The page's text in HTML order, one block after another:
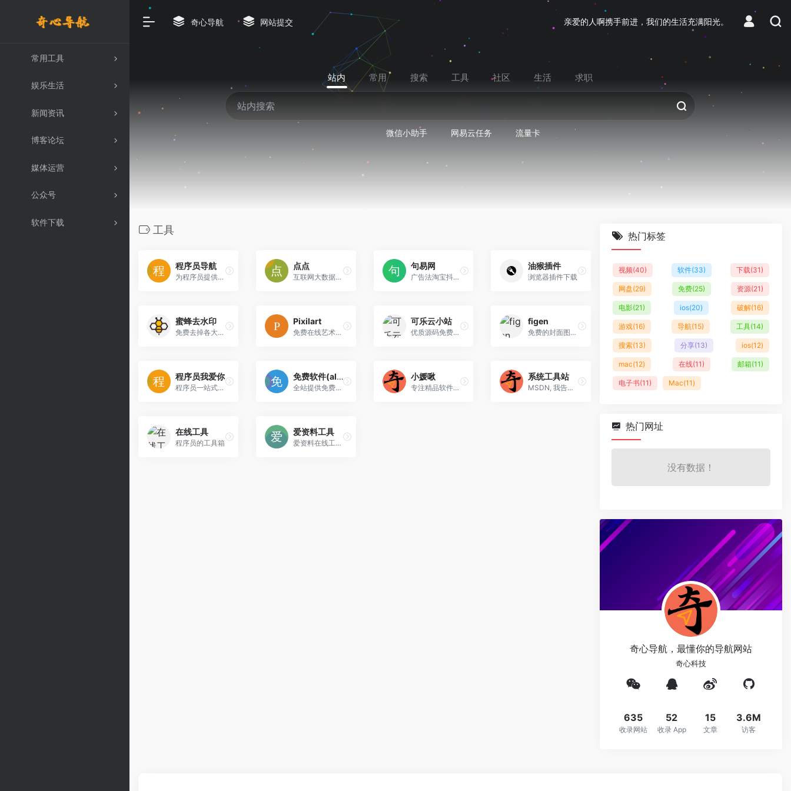
常用工具
娱乐生活
新闻资讯
博客论坛
媒体运营
公众号
软件下载
奇心导航 网站提交 亲爱的人啊携手前进，我们的生活充满阳光。
站内 常用 搜索 工具 社区 生活 求职
微信小助手 网易云任务 流量卡
工具
程序员导航
为程序员提供最新工具导航
点点
互联网大数据服务商
句易网
广告法淘宝抖音违禁词敏感词在线查询
油猴插件
浏览器插件下载
蜜蜂去水印
免费去掉各大短视频app水印工具
Pixilart
免费在线艺术社区和像素艺术工具
可乐云小站
优质源码免费分享！
figen
免费的封面图、背景图制作工具
程序员我爱你
程序员一站式导航
免费软件(alternativeto)
全站提供免费好用的软件下载
小媛啾
专注精品软件分享使用及实用系统工具的科技博客
系统工具站
MSDN, 我告诉你 - 做一个安静的工具站
在线工具
程序员的工具箱
爱资料工具
爱资料在线工具,为开发运维提供全面的在线工具箱。
热门标签
视频(40) 软件(33) 下载(31)
网盘(29) 免费(25) 资源(21)
电影(21) ios(20) 破解(16)
游戏(16) 导航(15) 工具(14)
搜索(13) 分享(13) ios(12)
mac(12) 在线(11) 邮箱(11)
电子书(11) Mac(11)
热门网址
没有数据！
奇心导航，最懂你的导航网站
奇心科技
635
收录网站
52
收录 App
15
文章
3.6M
访客